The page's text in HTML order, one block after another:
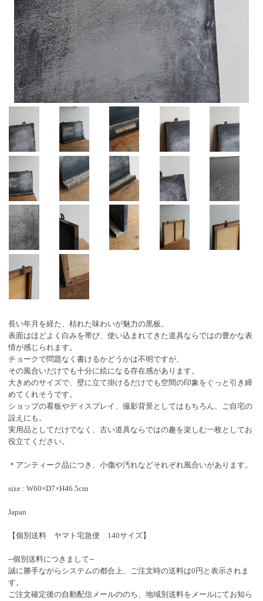
長い年月を経た、枯れた味わいが魅力の黒板。
表面はほどよく白みを帯び、使い込まれてきた道具ならではの豊かな表
情が感じられます。
チョークで問題なく書けるかどうかは不明ですが、
その風合いだけでも十分に絵になる存在感があります。
大きめのサイズで、壁に立て掛けるだけでも空間の印象をぐっと引き締
めてくれそうです。
ショップの看板やディスプレイ、撮影背景としてはもちろん、ご自宅の
設えにも。
実用品としてだけでなく、古い道具ならではの趣を楽しむ一枚としてお
役立てください。
＊アンティーク品につき、小傷や汚れなどそれぞれ風合いがあります。
size : W60×D7×H46.5cm
Japan
【個別送料 ヤマト宅急便 140サイズ】
--個別送料につきまして--
誠に勝手ながらシステムの都合上、ご注文時の送料は0円と表示されま
す。
ご注文確定後の自動配信メールののち、地域別送料をメールにてお知ら